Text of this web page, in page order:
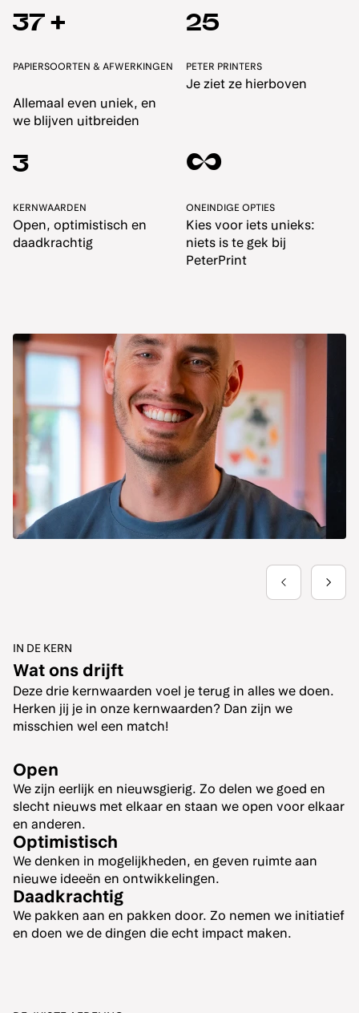
37 +
PAPIERSOORTEN & AFWERKINGEN
Allemaal even uniek, en
we blijven uitbreiden
25
PETER PRINTERS
Je ziet ze hierboven
3
KERNWAARDEN
Open, optimistisch en
daadkrachtig
∞
ONEINDIGE OPTIES
Kies voor iets unieks:
niets is te gek bij
PeterPrint
IN DE KERN
Wat ons drijft
Deze drie kernwaarden voel je terug in alles we doen.
Herken jij je in onze kernwaarden? Dan zijn we
misschien wel een match!
Open
We zijn eerlijk en nieuwsgierig. Zo delen we goed en
slecht nieuws met elkaar en staan we open voor elkaar
en anderen.
Optimistisch
We denken in mogelijkheden, en geven ruimte aan
nieuwe ideeën en ontwikkelingen.
Daadkrachtig
We pakken aan en pakken door. Zo nemen we initiatief
en doen we de dingen die echt impact maken.